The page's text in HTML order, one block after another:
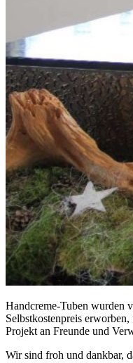
Handcreme-Tuben wurden
Selbstkostenpreis
Projekt an Freunde und
Wir sind froh und dankbar,